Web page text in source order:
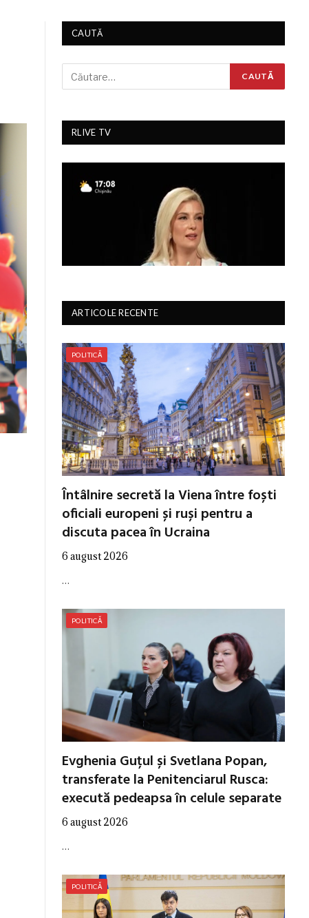
CAUTĂ
RLIVE TV
ARTICOLE RECENTE
POLITICĂ
Întâlnire secretă la Viena între foști
oficiali europeni și ruși pentru a
discuta pacea în Ucraina
6 august 2026
…
POLITICĂ
Evghenia Guțul și Svetlana Popan,
transferate la Penitenciarul Rusca:
execută pedeapsa în celule separate
6 august 2026
…
POLITICĂ